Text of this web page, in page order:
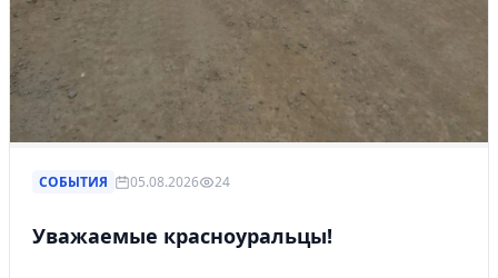
СОБЫТИЯ 05.08.2026 24
Уважаемые красноуральцы!